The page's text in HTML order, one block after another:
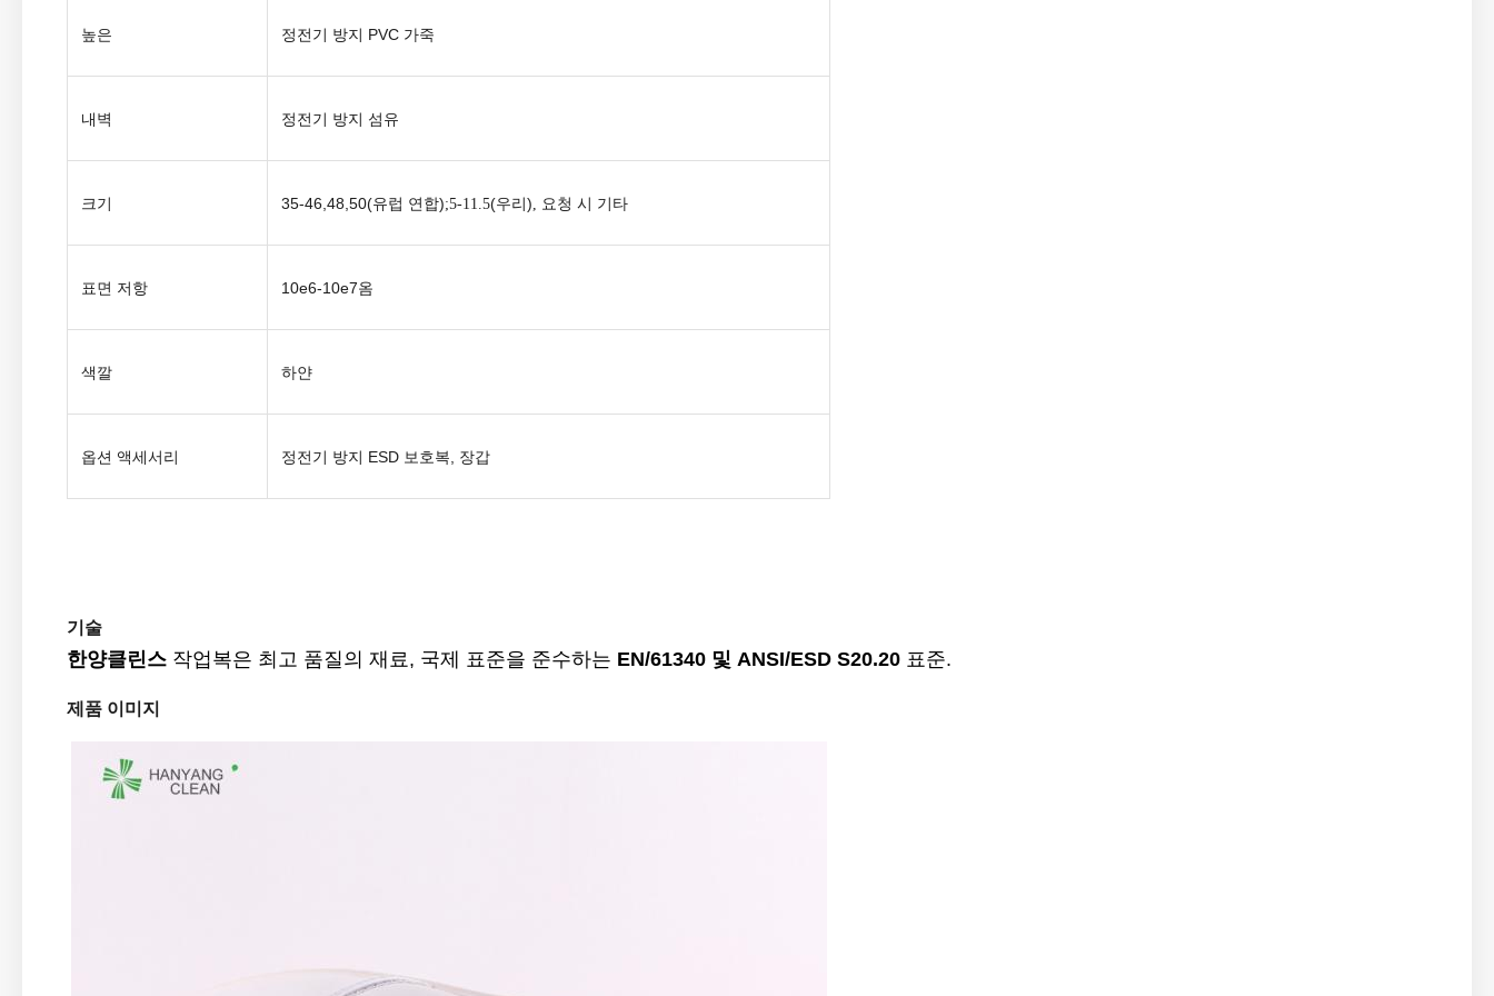
높은 정전기 방지 PVC 가죽
내벽 정전기 방지 섬유
크기 35-46,48,50(유럽 ​​연합);5-11.5(우리 ), 요청 시 기타
표면 저항 10e6-10e7옴
색깔 하얀
옵션 액세서리 정전기 방지 ESD 보호복, 장갑
기술
한양클린스 작업복은 최고 품질의 재료, 국제 표준을 준수하는 EN/61340 및 ANSI/ESD S20.20 표준.
제품 이미지